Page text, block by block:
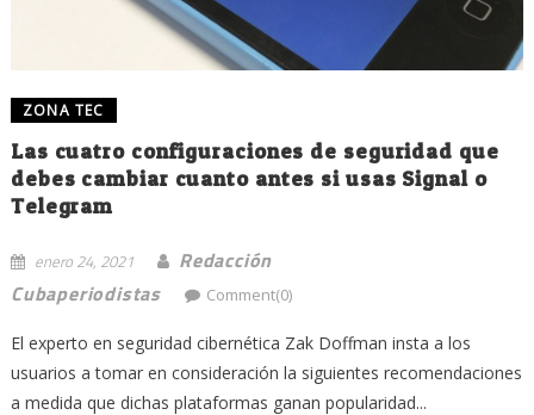
ZONA TEC
Las cuatro configuraciones de seguridad que
debes cambiar cuanto antes si usas Signal o
Telegram
enero 24, 2021
Redacción
Cubaperiodistas
Comment(0)
El experto en seguridad cibernética Zak Doffman insta a los
usuarios a tomar en consideración la siguientes recomendaciones
a medida que dichas plataformas ganan popularidad...